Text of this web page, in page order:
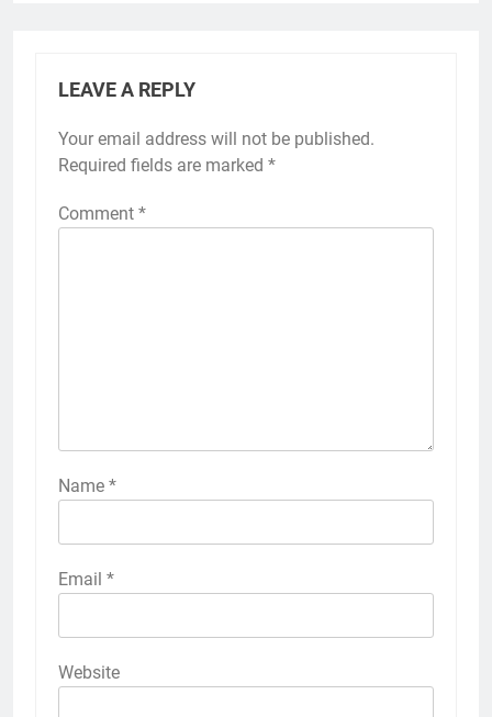
LEAVE A REPLY
Your email address will not be published.
Required fields are marked *
Comment *
Name *
Email *
Website